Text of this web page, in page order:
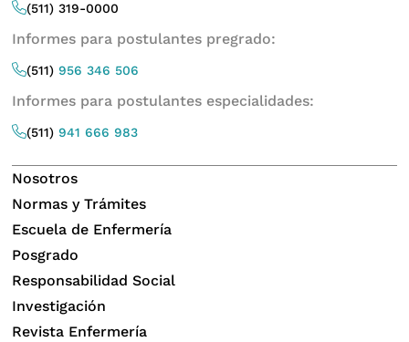
(511) 319-0000
Informes para postulantes pregrado:
(511)956 346 506
Informes para postulantes especialidades:
(511)941 666 983
Nosotros
Normas y Trámites
Escuela de Enfermería
Posgrado
Responsabilidad Social
Investigación
Revista Enfermería